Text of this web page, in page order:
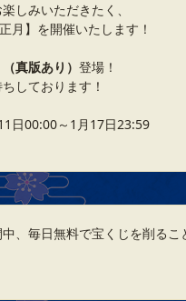
しみいただきたく、
月】を開催いたします！
真版あり） 登場！
しております！
日00:00～1月17日23:59
、毎日無料で宝くじを削る